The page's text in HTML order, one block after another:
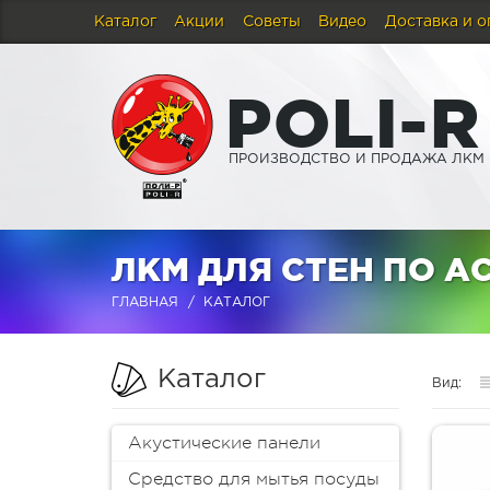
Каталог Акции Советы Видео Доставка и
POLI-R
ПРОИЗВОДСТВО И ПРОДАЖА ЛКМ
ЛКМ ДЛЯ СТЕН ПО
ГЛАВНАЯ КАТАЛОГ
Каталог
Акустические панели
Средство для мытья посуды
Вид: